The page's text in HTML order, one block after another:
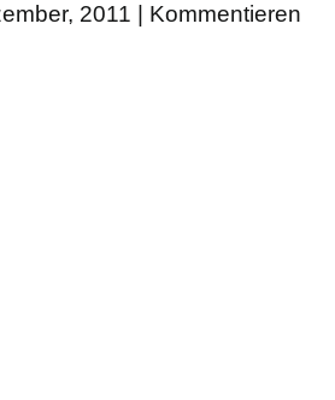
2011 | Kommentieren